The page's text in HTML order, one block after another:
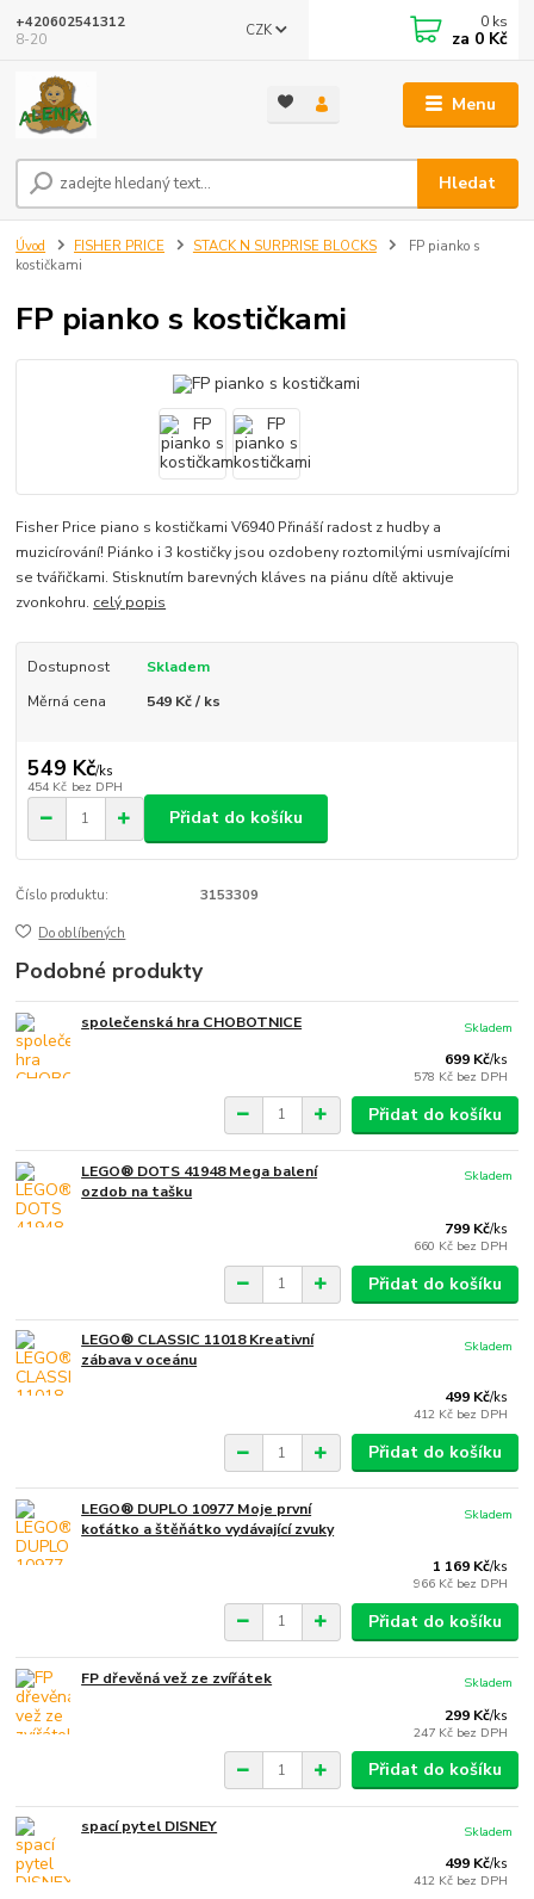
Menu
CZK
Hledat
+420602541312
8-20
0 ks
za 0 Kč
Úvod FISHER PRICE STACK N SURPRISE BLOCKS
FP pianko s
kostičkami
FP pianko s kostičkami
Fisher Price piano s kostičkami V6940 Přináší radost z hudby a
muzicírování! Piánko i 3 kostičky jsou ozdobeny roztomilými usmívajícími
se tvářičkami. Stisknutím barevných kláves na piánu dítě aktivuje
zvonkohru. celý popis
Dostupnost
Skladem
Měrná cena
549 Kč / ks
549 Kč/ks
454 Kč bez DPH
Přidat do košíku
Číslo produktu: 3153309
Do oblíbených
Podobné produkty
společenská hra CHOBOTNICE
699 Kč/ks
578 Kč bez DPH
Skladem
Přidat do košíku
LEGO® DOTS 41948 Mega balení
ozdob na tašku
799 Kč/ks
660 Kč bez DPH
Skladem
Přidat do košíku
LEGO® CLASSIC 11018 Kreativní
zábava v oceánu
499 Kč/ks
412 Kč bez DPH
Skladem
Přidat do košíku
LEGO® DUPLO 10977 Moje první
koťátko a štěňátko vydávající zvuky
1 169 Kč/ks
966 Kč bez DPH
Skladem
Přidat do košíku
FP dřevěná vež ze zvířátek
299 Kč/ks
247 Kč bez DPH
Skladem
Přidat do košíku
spací pytel DISNEY
499 Kč/ks
412 Kč bez DPH
Skladem